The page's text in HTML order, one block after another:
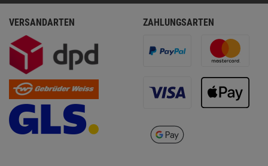
VERSANDARTEN ZAHLUNGSARTEN